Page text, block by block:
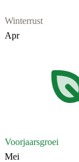
Winterrust
Apr
Voorjaarsgroei
Mei